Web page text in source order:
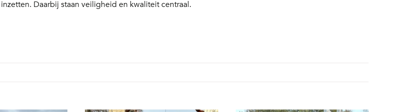
Daarbij staan veiligheid en kwaliteit centraal.